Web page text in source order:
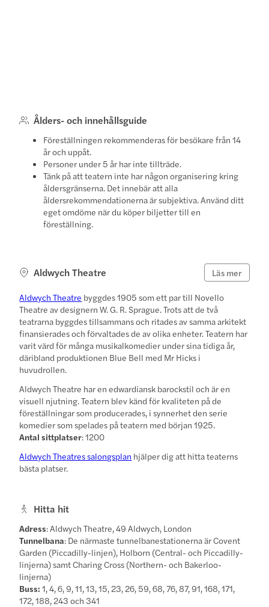
Ålders- och innehållsguide
Föreställningen rekommenderas för besökare från 14
år och uppåt.
Personer under 5 år har inte tillträde.
Tänk på att teatern inte har någon organisering kring
åldersgränserna. Det innebär att alla
åldersrekommendationerna är subjektiva. Använd ditt
eget omdöme när du köper biljetter till en
föreställning.
Aldwych Theatre Läs mer
Aldwych Theatre byggdes 1905 som ett par till Novello
Theatre av designern W. G. R. Sprague. Trots att de två
teatrarna byggdes tillsammans och ritades av samma arkitekt
finansierades och förvaltades de av olika enheter. Teatern har
varit värd för många musikalkomedier under sina tidiga år,
däribland produktionen Blue Bell med Mr Hicks i
huvudrollen.
Aldwych Theatre har en edwardiansk barockstil och är en
visuell njutning. Teatern blev känd för kvaliteten på de
föreställningar som producerades, i synnerhet den serie
komedier som spelades på teatern med början 1925.
Antal sittplatser: 1200
Aldwych Theatres salongsplan hjälper dig att hitta teaterns
bästa platser.
Hitta hit
Adress: Aldwych Theatre, 49 Aldwych, London
Tunnelbana: De närmaste tunnelbanestationerna är Covent
Garden (Piccadilly-linjen), Holborn (Central- och Piccadilly-
linjerna) samt Charing Cross (Northern- och Bakerloo-
linjerna)
Buss: 1, 4, 6, 9, 11, 13, 15, 23, 26, 59, 68, 76, 87, 91, 168, 171,
172, 188, 243 och 341